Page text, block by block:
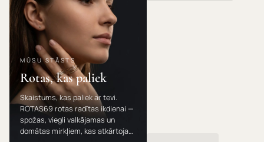
MŪSU STĀSTS
Rotas, kas paliek
Skaistums, kas paliek ar tevi.
ROTAS69 rotas radītas ikdienai —
spožas, viegli valkājamas un
domātas mirkļiem, kas atkārtojas.